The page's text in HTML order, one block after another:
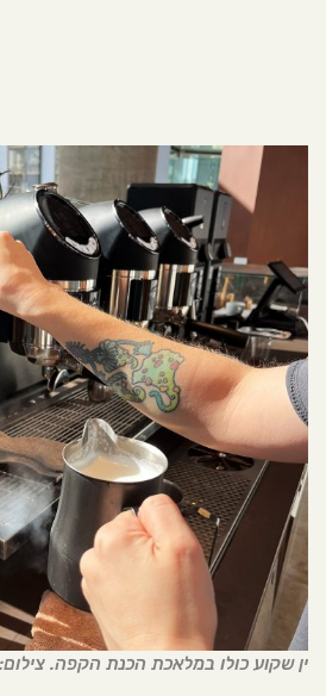
ין שקוע כולו במלאכת הכנת הקפה. צילום: